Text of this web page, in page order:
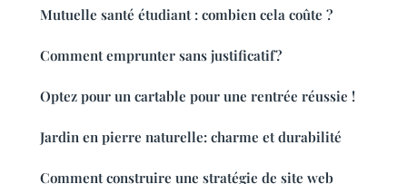
Mutuelle santé étudiant : combien cela coûte ?
Comment emprunter sans justificatif ?
Optez pour un cartable pour une rentrée réussie !
Jardin en pierre naturelle: charme et durabilité
Comment construire une stratégie de site web